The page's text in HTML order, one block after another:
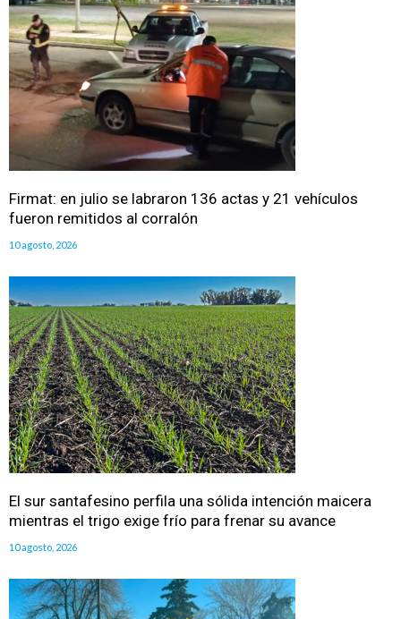
Firmat: en julio se labraron 136 actas y 21 vehículos
fueron remitidos al corralón
10 agosto, 2026
El sur santafesino perfila una sólida intención maicera
mientras el trigo exige frío para frenar su avance
10 agosto, 2026